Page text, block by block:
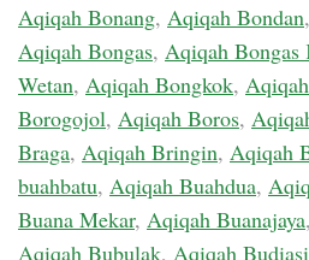
Aqiqah Bonang, Aqiqah Bondan,
Aqiqah Bongas, Aqiqah Bongas
Wetan, Aqiqah Bongkok,
Borogojol, Aqiqah Boros,
Braga, Aqiqah Bringin, Aqiqah
buahbatu, Aqiqah Buahdua,
Buana Mekar, Aqiqah Buanajaya,
Aqiqah Bubulak, Aqiqah